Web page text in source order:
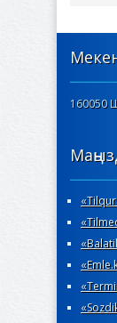
160050